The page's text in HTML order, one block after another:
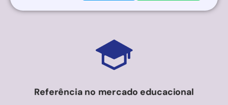
Referência no mercado educacional